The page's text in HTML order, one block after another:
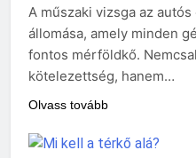
A műszaki vizsga az
állomása, amely minden
fontos mérföldkő.
kötelezettség, hanem…
Olvass tovább